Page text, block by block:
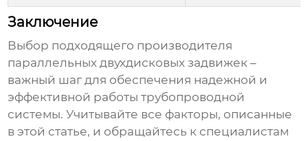
Заключение
Выбор подходящего производителя
параллельных двухдисковых задвижек –
важный шаг для обеспечения надежной и
эффективной работы трубопроводной
системы. Учитывайте все факторы, описанные
в этой статье, и обращайтесь к специалистам